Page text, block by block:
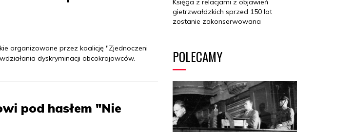
organizowane przez koalicję "Zjednoczeni
dyskryminacji obcokrajowców.
pod hasłem "Nie
gietrzwałdzkich sprzed 150 lat
zostanie zakonserwowana
POLECAMY